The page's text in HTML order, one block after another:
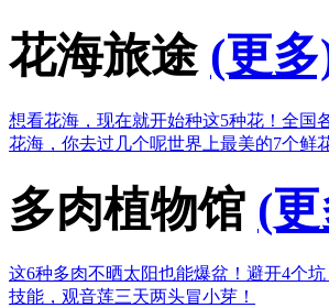
花海旅途 (更多
想看花海，现在就开始种这5种花！ 全国
花海，你去过几个呢世界上最美的7个鲜
多肉植物馆 (
这6种多肉不晒太阳也能爆盆！ 避开4个
技能，观音莲三天两头冒小芽！